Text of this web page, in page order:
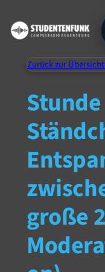
Zurück zur
Stunde
große